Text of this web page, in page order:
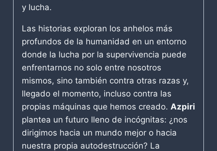
y lucha.
Las historias exploran los anhelos más
profundos de la humanidad en un entorno
donde la lucha por la supervivencia puede
enfrentarnos no solo entre nosotros
mismos, sino también contra otras razas y,
llegado el momento, incluso contra las
propias máquinas que hemos creado. Azpiri
plantea un futuro lleno de incógnitas: ¿nos
dirigimos hacia un mundo mejor o hacia
nuestra propia autodestrucción? La